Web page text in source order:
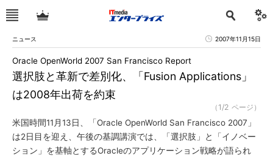
ニュース 2007年11月15日
選択肢と革新で差別化、「Fusion Applications」
は2008年出荷を約束
Oracle OpenWorld 2007 San Francisco Report
（1/2 ページ）
米国時間11月13日、「Oracle OpenWorld San Francisco 2007」
は2日目を迎え、午後の基調講演では、「選択肢」と「イノベー
ション」を基軸とするOracleのアプリケーション戦略が語られ